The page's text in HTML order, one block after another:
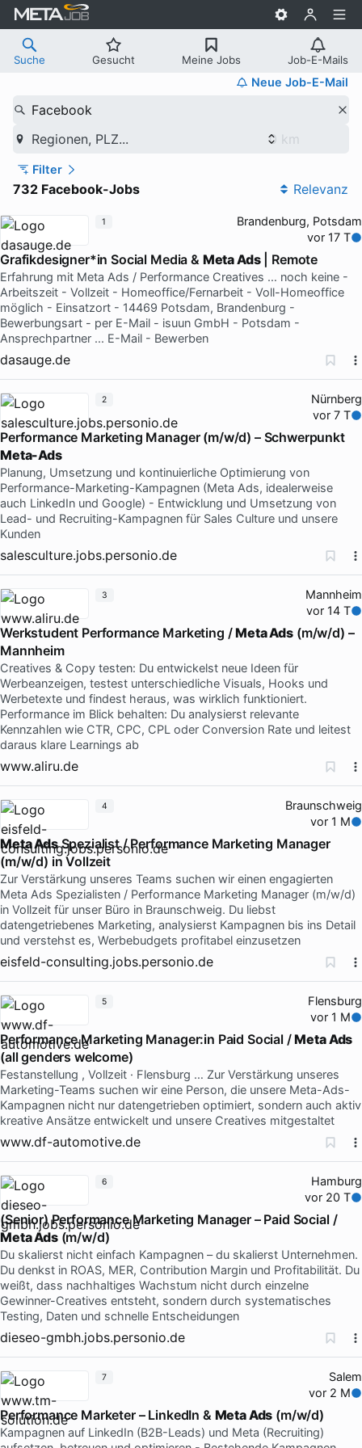
Suche Gesucht Meine Jobs Job-E-Mails
Neue Job-E-Mail
Facebook
Regionen, PLZ...
Filter
732 Facebook-Jobs Relevanz
Brandenburg, Potsdam
vor 17 T
Grafikdesigner*in Social Media & Meta Ads| Remote
Erfahrung mit Meta Ads / Performance Creatives … noch keine -
Arbeitszeit - Vollzeit - Homeoffice/Fernarbeit - Voll-Homeoffice
möglich - Einsatzort - 14469 Potsdam, Brandenburg -
Bewerbungsart - per E-Mail - isuun GmbH - Potsdam -
Ansprechpartner ... E-Mail - Bewerben
dasauge.de
1
Nürnberg
vor 7 T
Performance Marketing Manager (m/w/d) – Schwerpunkt
Meta-Ads
Planung, Umsetzung und kontinuierliche Optimierung von
Performance-Marketing-Kampagnen (Meta Ads, idealerweise
auch LinkedIn und Google) - Entwicklung und Umsetzung von
Lead- und Recruiting-Kampagnen für Sales Culture und unsere
Kunden
salesculture.jobs.personio.de
2
Mannheim
vor 14 T
Werkstudent Performance Marketing /Meta Ads(m/w/d) –
Mannheim
Creatives & Copy testen: Du entwickelst neue Ideen für
Werbeanzeigen, testest unterschiedliche Visuals, Hooks und
Werbetexte und findest heraus, was wirklich funktioniert.
Performance im Blick behalten: Du analysierst relevante
Kennzahlen wie CTR, CPC, CPL oder Conversion Rate und leitest
daraus klare Learnings ab
www.aliru.de
3
Braunschweig
vor 1 M
Meta AdsSpezialist / Performance Marketing Manager
(m/w/d) in Vollzeit
Zur Verstärkung unseres Teams suchen wir einen engagierten
Meta Ads Spezialisten / Performance Marketing Manager (m/w/d)
in Vollzeit für unser Büro in Braunschweig. Du liebst
datengetriebenes Marketing, analysierst Kampagnen bis ins Detail
und verstehst es, Werbebudgets profitabel einzusetzen
eisfeld-consulting.jobs.personio.de
4
Flensburg
vor 1 M
Performance Marketing Manager:in Paid Social /Meta Ads
(all genders welcome)
Festanstellung , Vollzeit · Flensburg … Zur Verstärkung unseres
Marketing-Teams suchen wir eine Person, die unsere Meta-Ads-
Kampagnen nicht nur datengetrieben optimiert, sondern auch aktiv
kreative Ansätze entwickelt und unsere Creatives mitgestaltet
www.df-automotive.de
5
Hamburg
vor 20 T
(Senior) Performance Marketing Manager – Paid Social /
Meta Ads(m/w/d)
Du skalierst nicht einfach Kampagnen – du skalierst Unternehmen.
Du denkst in ROAS, MER, Contribution Margin und Profitabilität. Du
weißt, dass nachhaltiges Wachstum nicht durch einzelne
Gewinner-Creatives entsteht, sondern durch systematisches
Testing, Daten und schnelle Entscheidungen
dieseo-gmbh.jobs.personio.de
6
Salem
vor 2 M
Performance Marketer – LinkedIn & Meta Ads (m/w/d)
Kampagnen auf LinkedIn (B2B-Leads) und Meta (Recruiting)
7